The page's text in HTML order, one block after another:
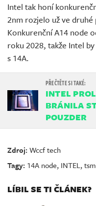
Intel tak honí
2nm rozjelo už ve
Konkurenční A14 node
roku 2028, takže Intel
s 14A.
INTEL
BRÁNILA
POUZDER
Zdroj:Wccf tech
Tagy: 14A node, INTEL,
LÍBIL SE TI ČLÁNEK?